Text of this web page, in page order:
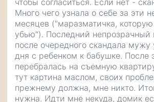
чтобы согласиться. Если нет -
Много чего узнала о себе за эти
месяцев ("маразматичка,
убью"). Последний непрозрачный
после очередного скандала мужу
дня с ребенком к бабушке. После
перебралась на съемную
тут картина маслом, своих
прежнему должна, мне никто.
нужна. Идти мне некуда, домик